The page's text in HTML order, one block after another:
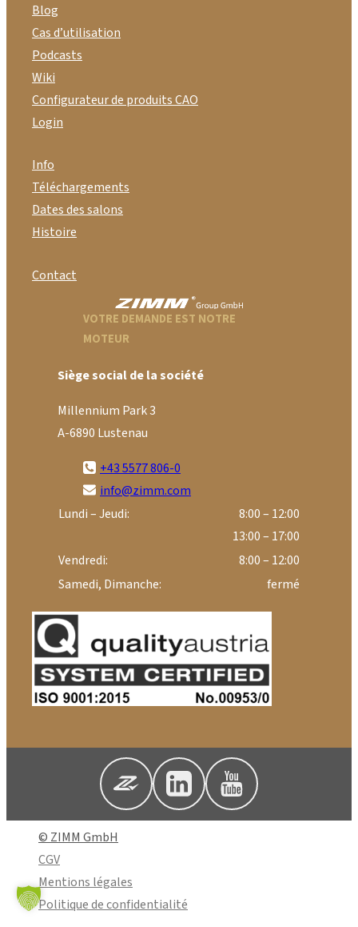
Blog
Cas d’utilisation
Podcasts
Wiki
Configurateur de produits CAO
Login
Info
Téléchargements
Dates des salons
Histoire
Contact
VOTRE DEMANDE EST NOTRE
MOTEUR
Siège social de la société
Millennium Park 3
A-6890 Lustenau
+43 5577 806-0
info@zimm.com
Lundi – Jeudi:
8:00 – 12:00
13:00 – 17:00
Vendredi:
8:00 – 12:00
Samedi, Dimanche:
fermé
© ZIMM GmbH
CGV
Mentions légales
Politique de confidentialité